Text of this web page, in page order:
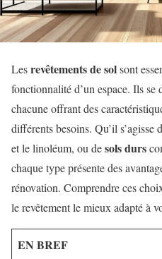
Lesrevêtements de solsont
fonctionnalité d’un espace. Ils
chacune offrant des
différents besoins. Qu’il s’agisse
et le linoléum, ou desols durs
chaque type présente des
rénovation. Comprendre ces
le revêtement le mieux adapté à
EN BREF